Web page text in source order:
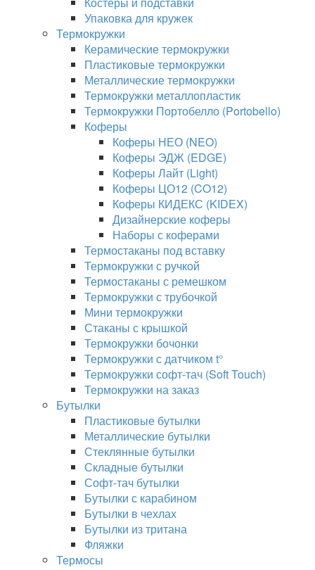
Упаковка для кружек
Термокружки
Керамические термокружки
Пластиковые термокружки
Металлические термокружки
Термокружки металлопластик
Термокружки Портобелло (Portobello)
Коферы
Коферы НЕО (NEO)
Коферы ЭДЖ (EDGE)
Коферы Лайт (Light)
Коферы ЦО12 (CO12)
Коферы КИДЕКС (KIDEX)
Дизайнерские коферы
Наборы с коферами
Термостаканы под вставку
Термокружки с ручкой
Термостаканы с ремешком
Термокружки с трубочкой
Мини термокружки
Стаканы с крышкой
Термокружки бочонки
Термокружки с датчиком t°
Термокружки софт-тач (Soft Touch)
Термокружки на заказ
Бутылки
Пластиковые бутылки
Металлические бутылки
Стеклянные бутылки
Складные бутылки
Софт-тач бутылки
Бутылки с карабином
Бутылки в чехлах
Бутылки из тритана
Фляжки
Термосы